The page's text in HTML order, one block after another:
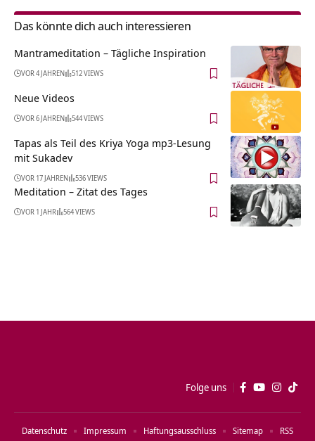
Das könnte dich auch interessieren
Mantrameditation – Tägliche Inspiration
VOR 4 JAHREN 512 VIEWS
Neue Videos
VOR 6 JAHREN 544 VIEWS
Tapas als Teil des Kriya Yoga mp3-Lesung
mit Sukadev
VOR 17 JAHREN 536 VIEWS
Meditation – Zitat des Tages
VOR 1 JAHR 564 VIEWS
Folge uns
Datenschutz Impressum Haftungsausschluss Sitemap RSS